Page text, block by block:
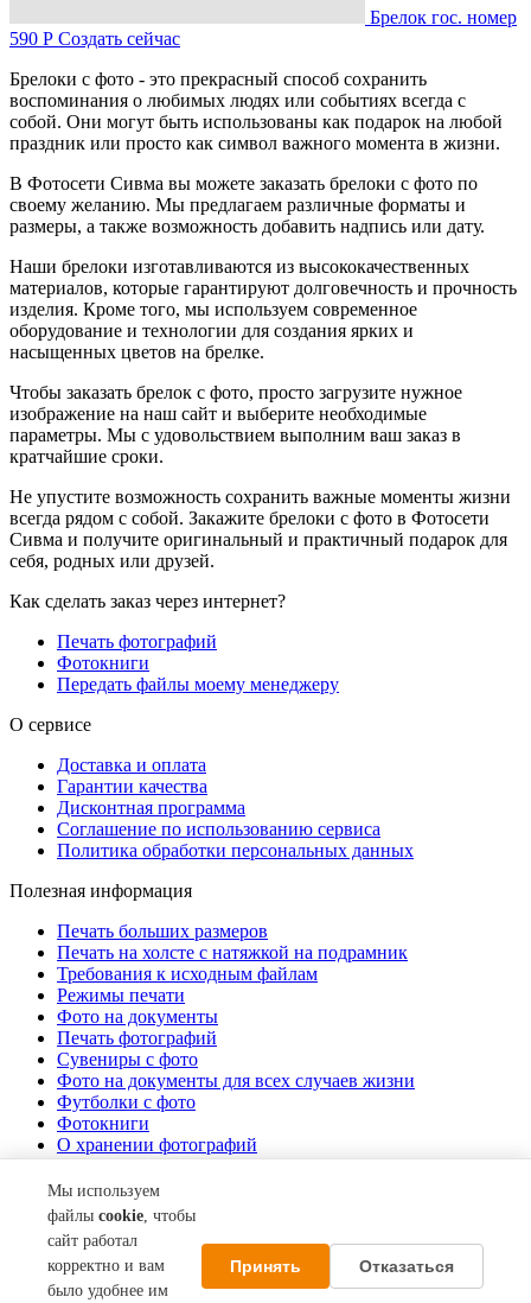
Брелок гос. номер
590 Р Создать сейчас
Брелоки с фото - это прекрасный способ сохранить
воспоминания о любимых людях или событиях всегда с
собой. Они могут быть использованы как подарок на любой
праздник или просто как символ важного момента в жизни.
В Фотосети Сивма вы можете заказать брелоки с фото по
своему желанию. Мы предлагаем различные форматы и
размеры, а также возможность добавить надпись или дату.
Наши брелоки изготавливаются из высококачественных
материалов, которые гарантируют долговечность и прочность
изделия. Кроме того, мы используем современное
оборудование и технологии для создания ярких и
насыщенных цветов на брелке.
Чтобы заказать брелок с фото, просто загрузите нужное
изображение на наш сайт и выберите необходимые
параметры. Мы с удовольствием выполним ваш заказ в
кратчайшие сроки.
Не упустите возможность сохранить важные моменты жизни
всегда рядом с собой. Закажите брелоки с фото в Фотосети
Сивма и получите оригинальный и практичный подарок для
себя, родных или друзей.
Мы используем
файлы cookie, чтобы
сайт работал
корректно и вам
было удобнее им
Принять Отказаться
Как сделать заказ через интернет?
Печать фотографий
Фотокниги
Передать файлы моему менеджеру
О сервисе
Доставка и оплата
Гарантии качества
Дисконтная программа
Соглашение по использованию сервиса
Политика обработки персональных данных
Полезная информация
Печать больших размеров
Печать на холсте c натяжкой на подрамник
Требования к исходным файлам
Режимы печати
Фото на документы
Печать фотографий
Сувениры с фото
Фото на документы для всех случаев жизни
Футболки с фото
Фотокниги
О хранении фотографий
Стоимость услуг
О компании
Контакты
Акции
О нас